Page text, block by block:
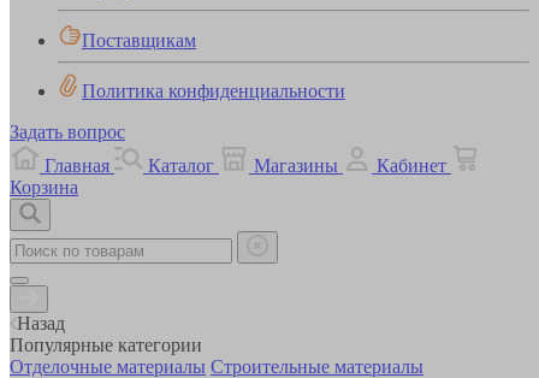
Поставщикам
Политика конфиденциальности
Задать вопрос
Главная
Каталог Магазины
Кабинет
Корзина
Назад
Популярные категории
Отделочные материалы Строительные материалы